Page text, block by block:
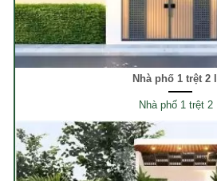
Nhà phố 1 trệt 2
Nhà phố 1 trệt 2